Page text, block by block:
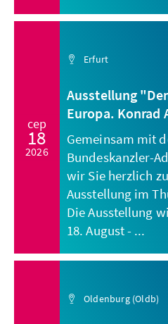
сер
18
2026
Erfurt
Ausstellung
Europa. Konrad
Gemeinsam mit
Bundeskanzler-
wir Sie herzlich
Ausstellung im
Die Ausstellung
18. August - ...
Oldenburg (Oldb)